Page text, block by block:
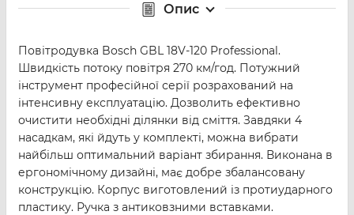
Опис
Повітродувка Bosch GBL 18V-120 Professional.
Швидкість потоку повітря 270 км/год. Потужний
інструмент професійної серії розрахований на
інтенсивну експлуатацію. Дозволить ефективно
очистити необхідні ділянки від сміття. Завдяки 4
насадкам, які йдуть у комплекті, можна вибрати
найбільш оптимальний варіант збирання. Виконана в
ергономічному дизайні, має добре збалансовану
конструкцію. Корпус виготовлений із протиударного
пластику. Ручка з антиковзними вставками.